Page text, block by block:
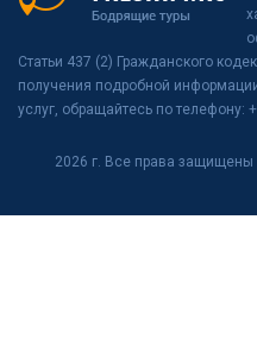
Статьи 437 (2) Гражданского
получения подробной
услуг, обращайтесь по телефону:
2026 г. Все права защищены